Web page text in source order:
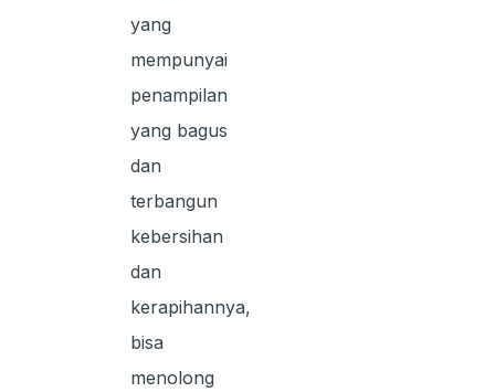
yang
mempunyai
penampilan
yang bagus
dan
terbangun
kebersihan
dan
kerapihannya,
bisa
menolong